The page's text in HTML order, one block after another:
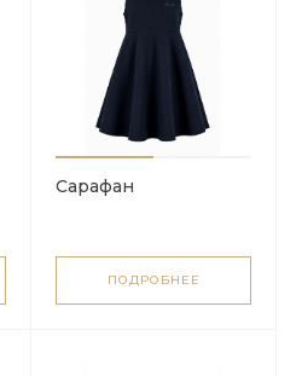
Сарафан
ПОДРОБНЕЕ